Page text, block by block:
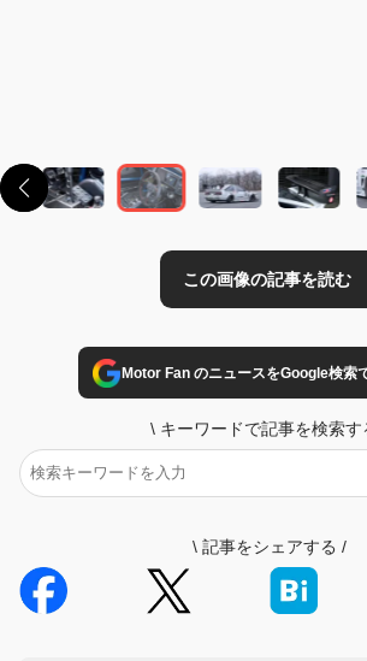
Motor Fan のニュースをGoogle検索
\ キーワードで記事を検索す
\ 記事をシェアする /